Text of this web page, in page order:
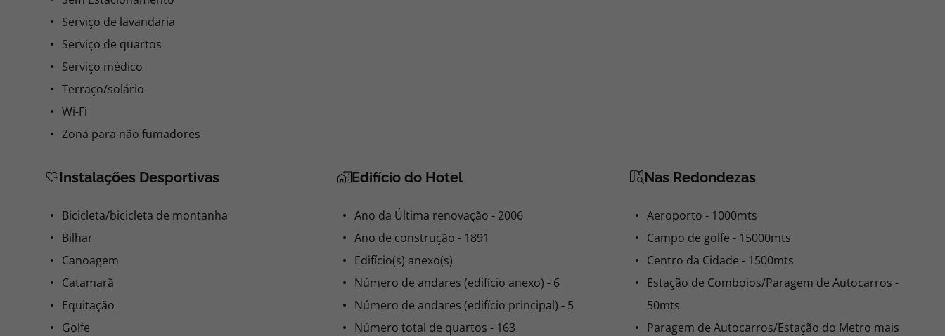
Serviço de lavandaria
Serviço de quartos
Serviço médico
Terraço/solário
Wi-Fi
Zona para não fumadores
Instalações Desportivas
Bicicleta/bicicleta de montanha
Bilhar
Canoagem
Catamarã
Equitação
Golfe
Edifício do Hotel
Ano da Última renovação - 2006
Ano de construção - 1891
Edifício(s) anexo(s)
Número de andares (edifício anexo) - 6
Número de andares (edifício principal) - 5
Número total de quartos - 163
Nas Redondezas
Aeroporto - 1000mts
Campo de golfe - 15000mts
Centro da Cidade - 1500mts
Estação de Comboios/Paragem de Autocarros -
50mts
Paragem de Autocarros/Estação do Metro mais